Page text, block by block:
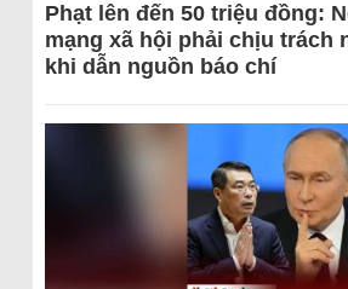
Phạt lên đến 50 triệu đồng:
mạng xã hội phải chịu trách
khi dẫn nguồn báo chí